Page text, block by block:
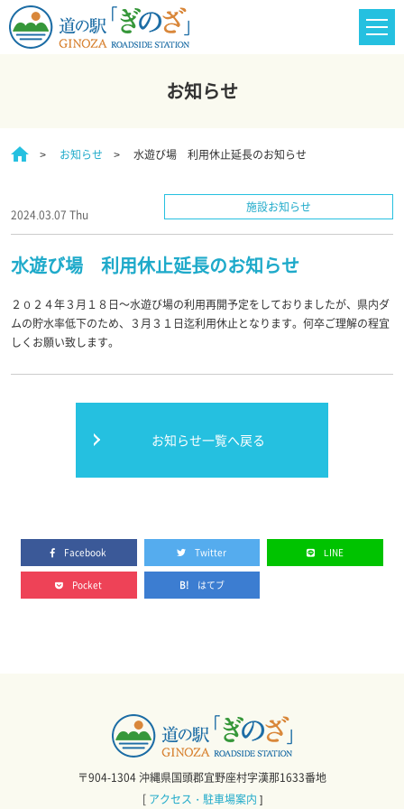
お知らせ
お知らせ 水遊び場 利用休止延長のお知らせ
2024.03.07 Thu 施設お知らせ
水遊び場 利用休止延長のお知らせ
２０２４年３月１８日～水遊び場の利用再開予定をしておりましたが、県内ダ
ムの貯水率低下のため、３月３１日迄利用休止となります。何卒ご理解の程宜
しくお願い致します。
お知らせ一覧へ戻る
Facebook Twitter LINE
Pocket はてブ
〒904-1304 沖縄県国頭郡宜野座村字漢那1633番地
[ アクセス・駐車場案内 ]